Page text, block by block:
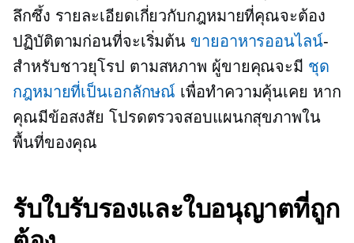
ลึกซึ้ง รายละเอียดเกี่ยวกับกฎหมายที่คุณจะต้อง
ปฏิบัติตามก่อนที่จะเริ่มต้น ขายอาหารออนไลน์-
สำหรับชาวยุโรป ตามสหภาพ ผู้ขายคุณจะมี ชุด
กฎหมายที่เป็นเอกลักษณ์ เพื่อทำความคุ้นเคย หาก
คุณมีข้อสงสัย โปรดตรวจสอบแผนกสุขภาพใน
พื้นที่ของคุณ
รับใบรับรองและใบอนุญาตที่ถูก